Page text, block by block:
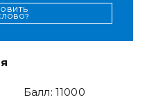
Балл: 11000